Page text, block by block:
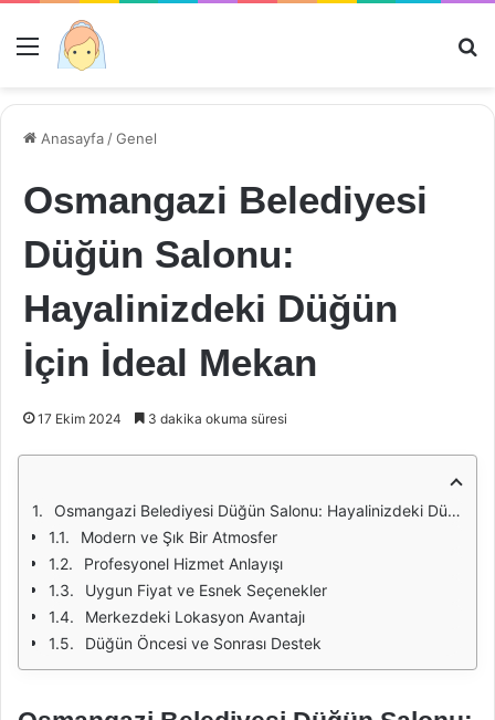
Menü
Anasayfa /Genel
Osmangazi Belediyesi
Düğün Salonu:
Hayalinizdeki Düğün
İçin İdeal Mekan
17 Ekim 2024 3 dakika okuma süresi
Osmangazi Belediyesi Düğün Salonu: Hayalinizdeki Düğün İçin İdeal Mekan
Modern ve Şık Bir Atmosfer
Profesyonel Hizmet Anlayışı
Uygun Fiyat ve Esnek Seçenekler
Merkezdeki Lokasyon Avantajı
Düğün Öncesi ve Sonrası Destek